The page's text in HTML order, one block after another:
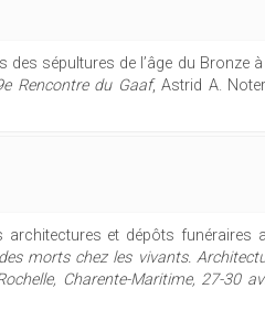
sépultures de l’âge du Bronze
Rencontre du Gaaf, Astrid A.
et dépôts funéraires
morts chez les vivants.
Charente-Maritime, 27-30